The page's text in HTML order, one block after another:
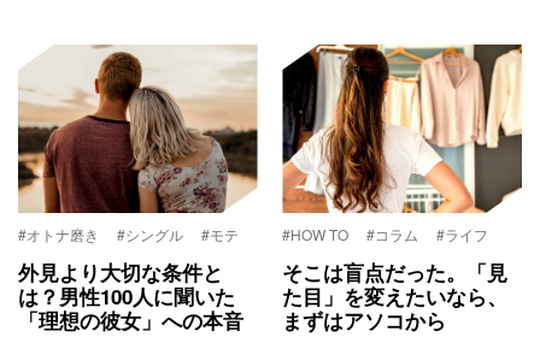
#オトナ磨き #シングル #モテ
外見より大切な条件と
は？男性100人に聞いた
「理想の彼女」への本音
#HOW TO #コラム #ライフ
そこは盲点だった。「見
た目」を変えたいなら、
まずはアソコから